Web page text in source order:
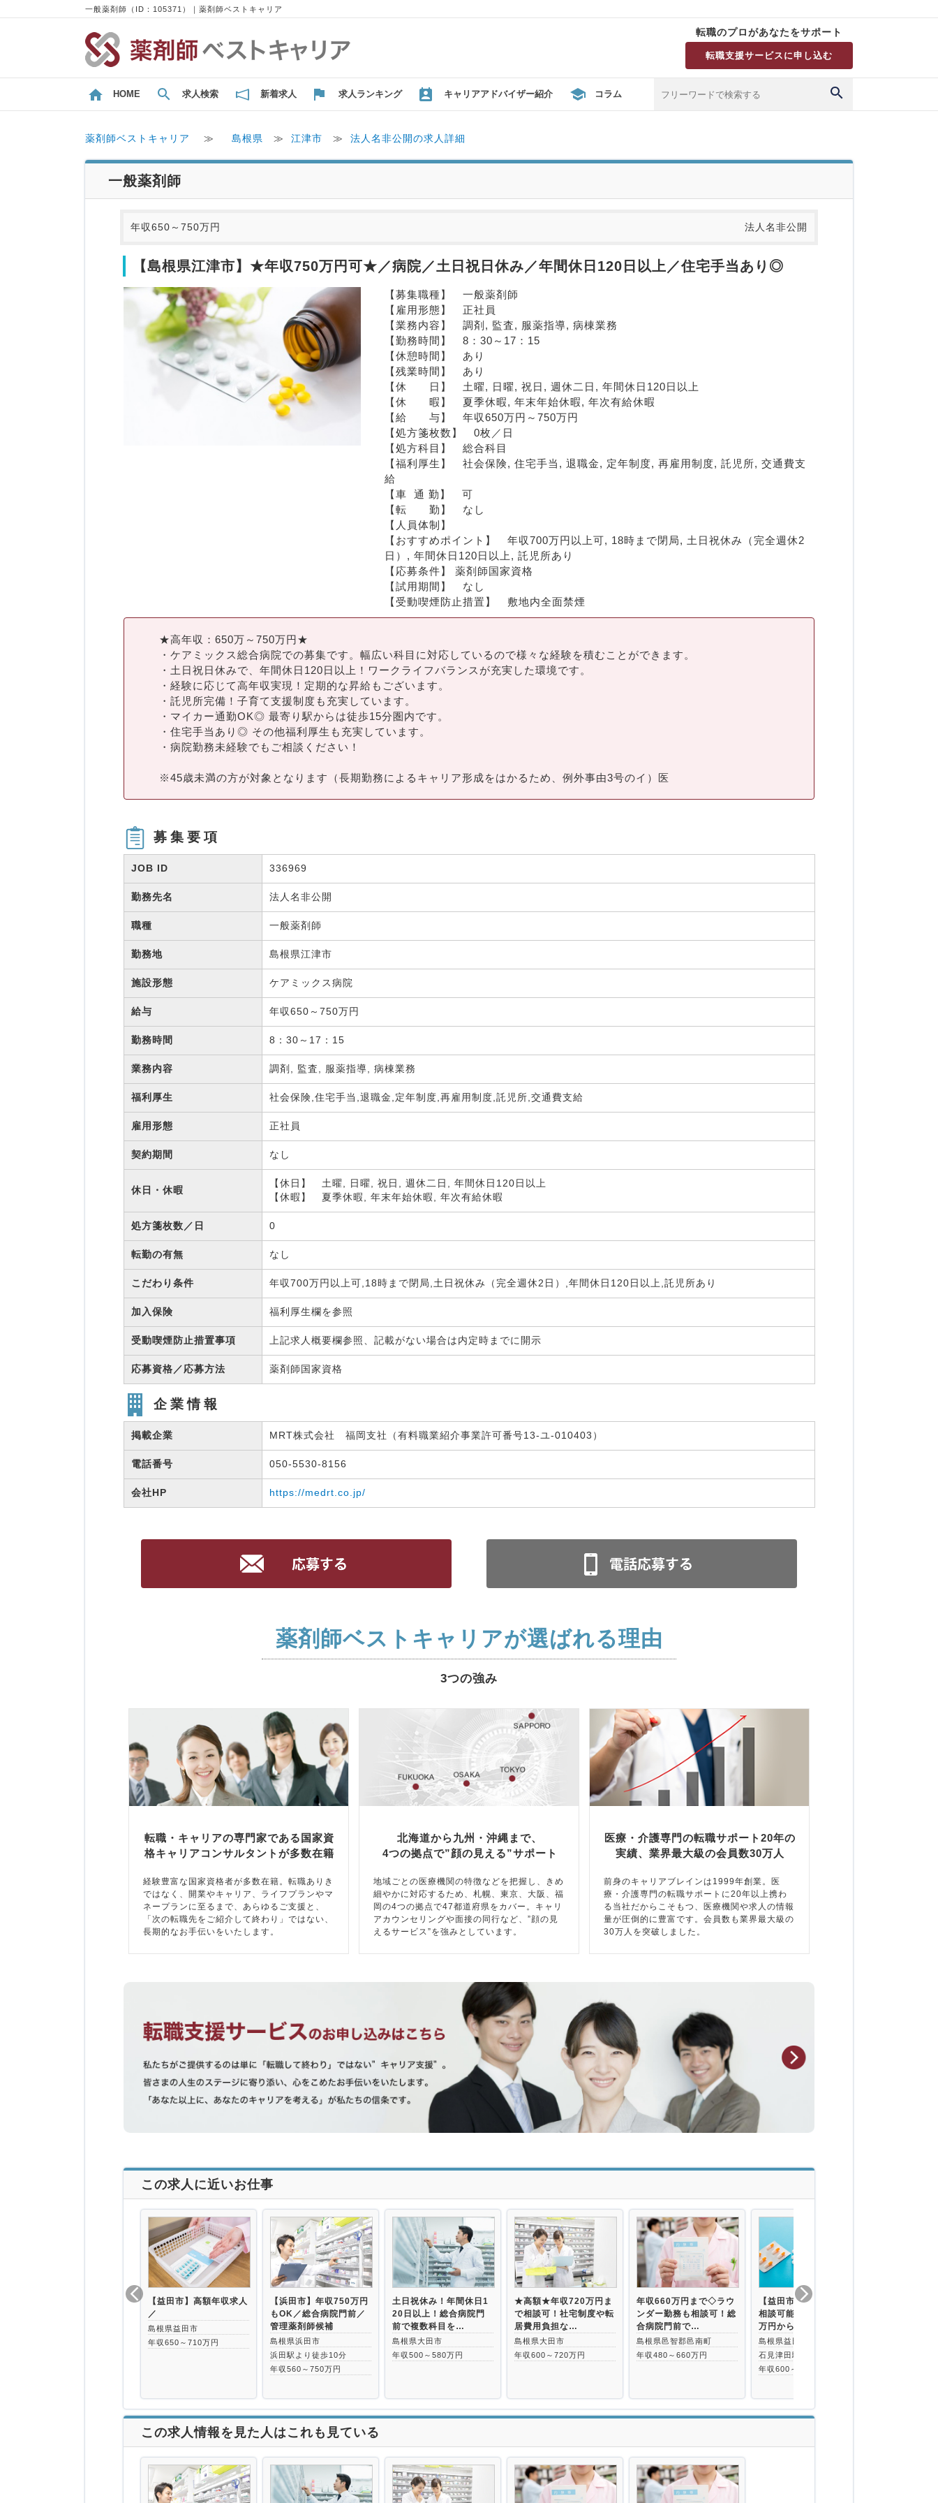
一般薬剤師（ID：105371）｜薬剤師ベストキャリア
転職のプロがあなたをサポート
転職支援サービスに申し込む
HOME 求人検索 新着求人 求人ランキング キャリアアドバイザー紹介 コラム
薬剤師ベストキャリア ≫ 島根県 ≫ 江津市 ≫ 法人名非公開の求人詳細
一般薬剤師
年収650～750万円 法人名非公開
【島根県江津市】★年収750万円可★／病院／土日祝日休み／年間休日120日以上／住宅手当あり◎
【募集職種】　一般薬剤師
【雇用形態】　正社員
【業務内容】　調剤, 監査, 服薬指導, 病棟業務
【勤務時間】　8：30～17：15
【休憩時間】　あり
【残業時間】　あり
【休　　日】　土曜, 日曜, 祝日, 週休二日, 年間休日120日以上
【休　　暇】　夏季休暇, 年末年始休暇, 年次有給休暇
【給　　与】　年収650万円～750万円
【処方箋枚数】　0枚／日
【処方科目】　総合科目
【福利厚生】　社会保険, 住宅手当, 退職金, 定年制度, 再雇用制度, 託児所, 交通費支
給
【車  通 勤】　可
【転　　勤】　なし
【人員体制】
【おすすめポイント】　年収700万円以上可, 18時まで閉局, 土日祝休み（完全週休2
日）, 年間休日120日以上, 託児所あり
【応募条件】 薬剤師国家資格
【試用期間】　なし
【受動喫煙防止措置】　敷地内全面禁煙
★高年収：650万～750万円★
・ケアミックス総合病院での募集です。幅広い科目に対応しているので様々な経験を積むことができます。
・土日祝日休みで、年間休日120日以上！ワークライフバランスが充実した環境です。
・経験に応じて高年収実現！定期的な昇給もございます。
・託児所完備！子育て支援制度も充実しています。
・マイカー通勤OK◎ 最寄り駅からは徒歩15分圏内です。
・住宅手当あり◎ その他福利厚生も充実しています。
・病院勤務未経験でもご相談ください！
※45歳未満の方が対象となります（長期勤務によるキャリア形成をはかるため、例外事由3号のイ）医
募集要項
JOB ID 336969
勤務先名 法人名非公開
職種 一般薬剤師
勤務地 島根県江津市
施設形態 ケアミックス病院
給与 年収650～750万円
勤務時間 8：30～17：15
業務内容 調剤, 監査, 服薬指導, 病棟業務
福利厚生 社会保険,住宅手当,退職金,定年制度,再雇用制度,託児所,交通費支給
雇用形態 正社員
契約期間 なし
休日・休暇
【休日】 土曜, 日曜, 祝日, 週休二日, 年間休日120日以上
【休暇】 夏季休暇, 年末年始休暇, 年次有給休暇
処方箋枚数／日 0
転勤の有無 なし
こだわり条件 年収700万円以上可,18時まで閉局,土日祝休み（完全週休2日）,年間休日120日以上,託児所あり
加入保険 福利厚生欄を参照
受動喫煙防止措置事項 上記求人概要欄参照、記載がない場合は内定時までに開示
応募資格／応募方法 薬剤師国家資格
企業情報
掲載企業 MRT株式会社 福岡支社（有料職業紹介事業許可番号13-ユ-010403）
電話番号 050-5530-8156
会社HP https://medrt.co.jp/
薬剤師ベストキャリアが選ばれる理由
3つの強み
転職・キャリアの専門家である国家資
格キャリアコンサルタントが多数在籍
経験豊富な国家資格者が多数在籍。転職ありき
ではなく、開業やキャリア、ライフプランやマ
ネープランに至るまで、あらゆるご支援と、
「次の転職先をご紹介して終わり」ではない、
長期的なお手伝いをいたします。
北海道から九州・沖縄まで、
4つの拠点で”顔の見える”サポート
地域ごとの医療機関の特徴などを把握し、きめ
細やかに対応するため、札幌、東京、大阪、福
岡の4つの拠点で47都道府県をカバー。キャリ
アカウンセリングや面接の同行など、”顔の見
えるサービス”を強みとしています。
医療・介護専門の転職サポート20年の
実績、業界最大級の会員数30万人
前身のキャリアブレインは1999年創業。医
療・介護専門の転職サポートに20年以上携わ
る当社だからこそもつ、医療機関や求人の情報
量が圧倒的に豊富です。会員数も業界最大級の
30万人を突破しました。
この求人に近いお仕事
【益田市】高額年収求人
／
島根県益田市
年収650～710万円
【浜田市】年収750万円
もOK／総合病院門前／
管理薬剤師候補
島根県浜田市
浜田駅より徒歩10分
年収560～750万円
土日祝休み！年間休日1
20日以上！総合病院門
前で複数科目を…
島根県大田市
年収500～580万円
★高額★年収720万円ま
で相談可！社宅制度や転
居費用負担な…
島根県大田市
年収600～720万円
年収660万円まで◇ラウ
ンダー勤務も相談可！総
合病院門前で…
島根県邑智郡邑南町
年収480～660万円
【益田市】年収700万円
相談可能／新卒でも600
万円から検…
島根県益田市
石見津田駅より徒歩3分
年収600～700万円
この求人情報を見た人はこれも見ている